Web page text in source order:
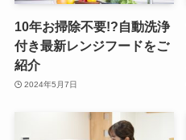
10年お掃除不要!?自動洗浄
付き最新レンジフードをご
紹介
2024年5月7日